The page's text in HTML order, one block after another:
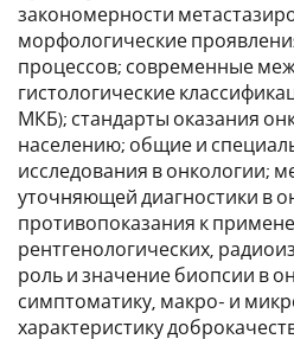
закономерности
морфологические
процессов; современные
гистологические
МКБ); стандарты оказания
населению; общие и
исследования в онкологии;
уточняющей диагностики в
противопоказания к
рентгенологических,
роль и значение биопсии в
симптоматику, макро- и
характеристику